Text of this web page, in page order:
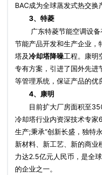
BAC成为全球蒸发式热交换
3、特菱
广东特菱节能空调设备
节能产品开发和生产企业，
塔及冷却塔降噪工程。康明
专有方案，引进了国外先进
等管理系统，保证产品的优
4、康明
目前扩大厂房面积至
冷却塔行业内资深技术专家
生产;秉承“创新长盛，独特
新材料、新工艺、新的商业
力达2.5亿元人民币，是全
的企业之一。